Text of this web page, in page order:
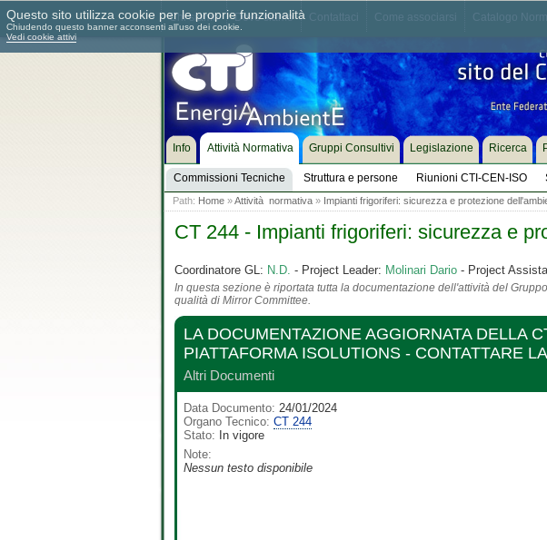
Chi siamo Dove siamo
Info Attività Normativa
Commissioni Tecniche Struttura e persone Riunioni CTI-CEN-ISO
Gruppi Consultivi Legislazione Ricerca
Path: Home»Attività normativa» Impianti frigoriferi: sicurezza e protezione
CT 244 - Impianti frigoriferi: sicurezza e
Coordinatore GL: N.D. - Project Leader: Molinari Dario- Project
In questa sezione è riportata tutta la documentazione dell'attività del
qualità di Mirror Committee.
LA DOCUMENTAZIONE AGGIORNATA DELLA
PIATTAFORMA ISOLUTIONS - CONTATTARE
Altri Documenti
Data Documento: 24/01/2024
Organo Tecnico: CT 244
Stato: In vigore
Note:
Nessun testo disponibile
Questo sito utilizza cookie per le proprie funzionalità
Chiudendo questo banner acconsenti all'uso dei cookie.
Vedi cookie attivi